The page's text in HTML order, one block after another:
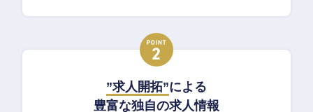
”求人開拓”による
豊富な独自の求人情報